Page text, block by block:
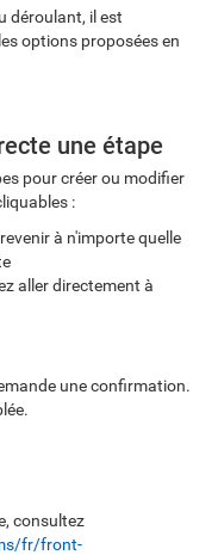
déroulant, il est
options proposées en
une étape
pour créer ou modifier
:
à n'importe quelle
aller directement à
une confirmation.
consultez
fr/front-